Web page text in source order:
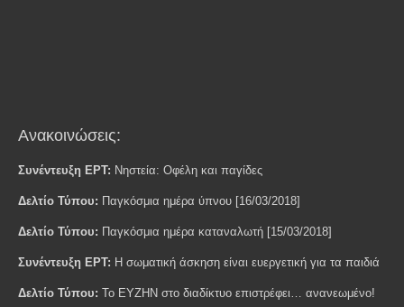
Ανακοινώσεις:
Συνέντευξη ΕΡΤ: Νηστεία: Οφέλη και παγίδες
Δελτίο Τύπου: Παγκόσμια ημέρα ύπνου [16/03/2018]
Δελτίο Τύπου: Παγκόσμια ημέρα καταναλωτή [15/03/2018]
Συνέντευξη ΕΡΤ: H σωματική άσκηση είναι ευεργετική για τα παιδιά
Δελτίο Τύπου: Το ΕΥΖΗΝ στο διαδίκτυο επιστρέφει… ανανεωμένο!